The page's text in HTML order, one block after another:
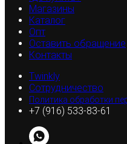
Магазины
Каталог
Опт
Оставить обращение
Контакты
Twinkly
Сотрудничество
Политика обработки
+7 (916) 533-83-61